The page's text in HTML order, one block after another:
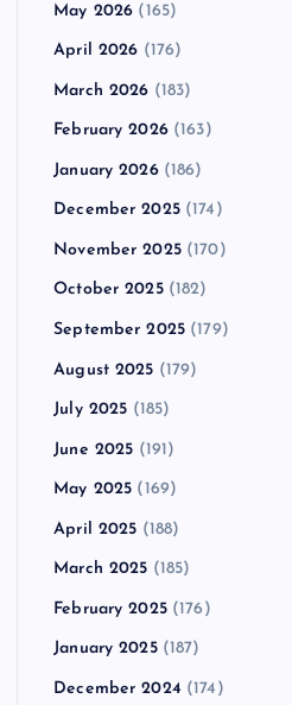
May 2026 (165)
April 2026 (176)
March 2026 (183)
February 2026(163)
January 2026(186)
December 2025(174)
November 2025(170)
October 2025(182)
September 2025 (179)
August 2025 (179)
July 2025 (185)
June 2025 (191)
May 2025 (169)
April 2025 (188)
March 2025 (185)
February 2025(176)
January 2025(187)
December 2024 (174)